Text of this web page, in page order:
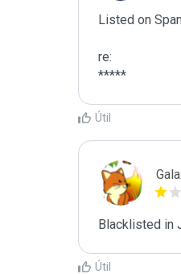
Listed on
re:
*****
Útil
Blacklisted in
Útil